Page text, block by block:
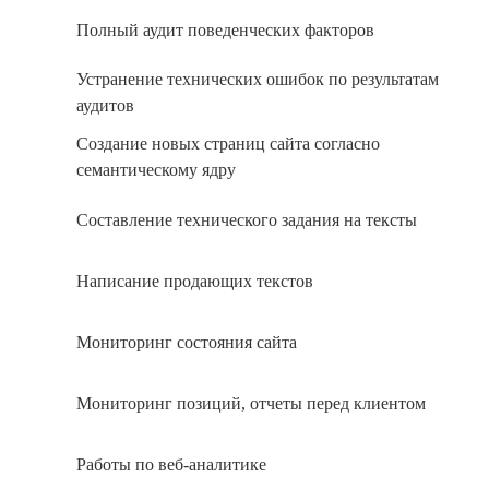
Полный аудит поведенческих факторов
Устранение технических ошибок по результатам
аудитов
Создание новых страниц сайта согласно
семантическому ядру
Составление технического задания на тексты
Написание продающих текстов
Мониторинг состояния сайта
Мониторинг позиций, отчеты перед клиентом
Работы по веб-аналитике